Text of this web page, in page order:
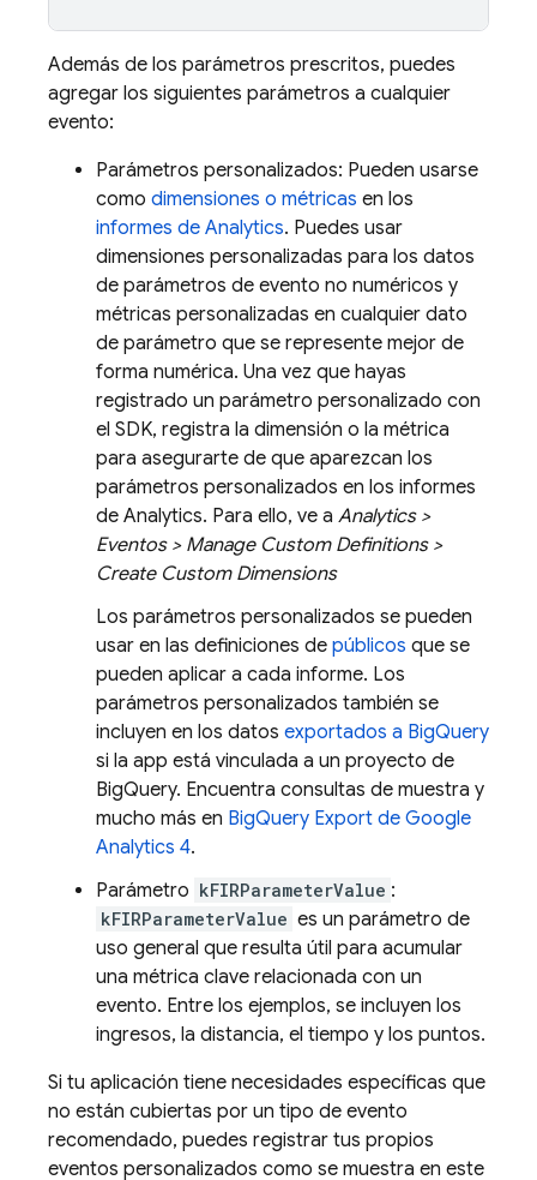
Además de los parámetros prescritos, puedes
agregar los siguientes parámetros a cualquier
evento:
Parámetros personalizados: Pueden usarse
como dimensiones o métricas en los
informes de Analytics. Puedes usar
dimensiones personalizadas para los datos
de parámetros de evento no numéricos y
métricas personalizadas en cualquier dato
de parámetro que se represente mejor de
forma numérica. Una vez que hayas
registrado un parámetro personalizado con
el SDK, registra la dimensión o la métrica
para asegurarte de que aparezcan los
parámetros personalizados en los informes
de Analytics. Para ello, ve a Analytics >
Eventos > Manage Custom Definitions >
Create Custom Dimensions
Los parámetros personalizados se pueden
usar en las definiciones de públicos que se
pueden aplicar a cada informe. Los
parámetros personalizados también se
incluyen en los datos exportados a BigQuery
si la app está vinculada a un proyecto de
BigQuery. Encuentra consultas de muestra y
mucho más en BigQuery Export de Google
Analytics 4.
Parámetro kFIRParameterValue :
kFIRParameterValue es un parámetro de
uso general que resulta útil para acumular
una métrica clave relacionada con un
evento. Entre los ejemplos, se incluyen los
ingresos, la distancia, el tiempo y los puntos.
Si tu aplicación tiene necesidades específicas que
no están cubiertas por un tipo de evento
recomendado, puedes registrar tus propios
eventos personalizados como se muestra en este